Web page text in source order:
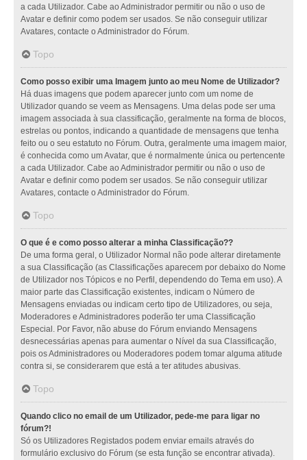
a cada Utilizador. Cabe ao Administrador permitir ou não o uso de
Avatar e definir como podem ser usados. Se não conseguir utilizar
Avatares, contacte o Administrador do Fórum.
Topo
Como posso exibir uma Imagem junto ao meu Nome de Utilizador?
Há duas imagens que podem aparecer junto com um nome de
Utilizador quando se veem as Mensagens. Uma delas pode ser uma
imagem associada à sua classificação, geralmente na forma de blocos,
estrelas ou pontos, indicando a quantidade de mensagens que tenha
feito ou o seu estatuto no Fórum. Outra, geralmente uma imagem maior,
é conhecida como um Avatar, que é normalmente única ou pertencente
a cada Utilizador. Cabe ao Administrador permitir ou não o uso de
Avatar e definir como podem ser usados. Se não conseguir utilizar
Avatares, contacte o Administrador do Fórum.
Topo
O que é e como posso alterar a minha Classificação??
De uma forma geral, o Utilizador Normal não pode alterar diretamente
a sua Classificação (as Classificações aparecem por debaixo do Nome
de Utilizador nos Tópicos e no Perfil, dependendo do Tema em uso). A
maior parte das Classificação existentes, indicam o Número de
Mensagens enviadas ou indicam certo tipo de Utilizadores, ou seja,
Moderadores e Administradores poderão ter uma Classificação
Especial. Por Favor, não abuse do Fórum enviando Mensagens
desnecessárias apenas para aumentar o Nível da sua Classificação,
pois os Administradores ou Moderadores podem tomar alguma atitude
contra si, se considerarem que está a ter atitudes abusivas.
Topo
Quando clico no email de um Utilizador, pede-me para ligar no
fórum?!
Só os Utilizadores Registados podem enviar emails através do
formulário exclusivo do Fórum (se esta função se encontrar ativada).